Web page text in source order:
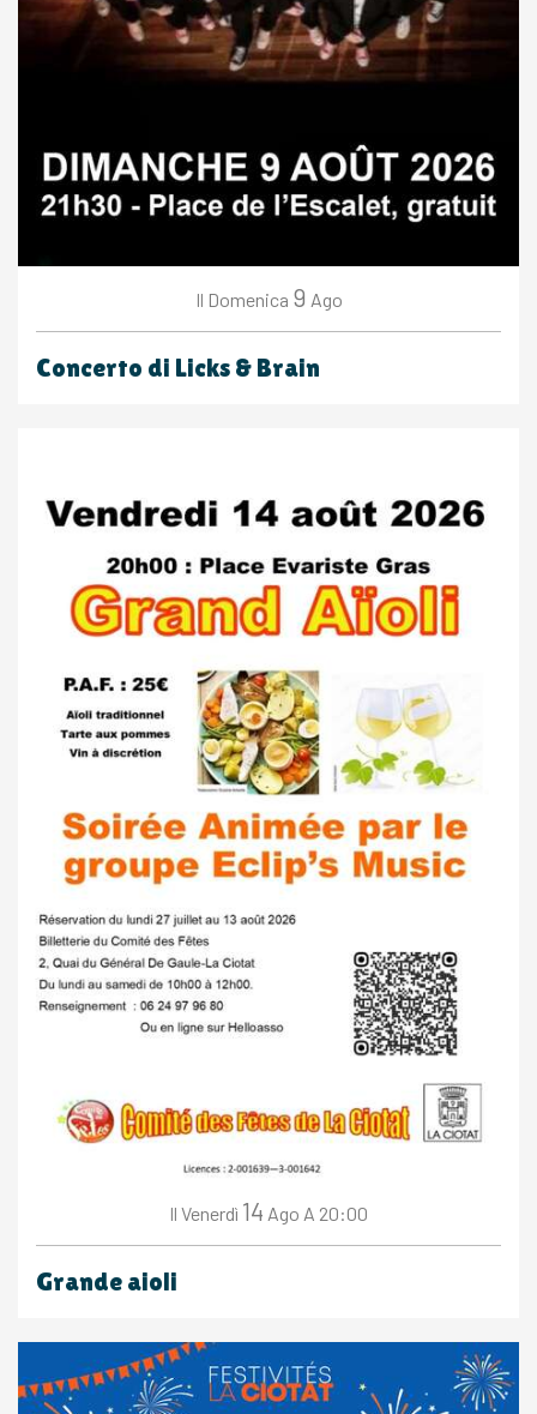
Il Domenica 9 Ago
Concerto di Licks & Brain
Il Venerdì 14 Ago A 20:00
Grande aioli